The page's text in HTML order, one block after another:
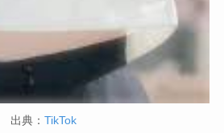
出典： TikTok